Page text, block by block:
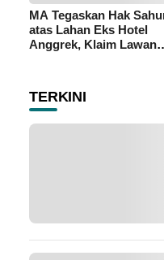
MA Tegaskan Hak
atas Lahan Eks Hotel
Anggrek, Klaim Lawan
TERKINI